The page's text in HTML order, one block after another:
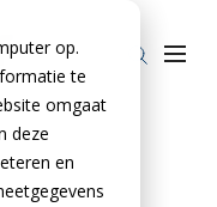
op.
te
omgaat
deze
en